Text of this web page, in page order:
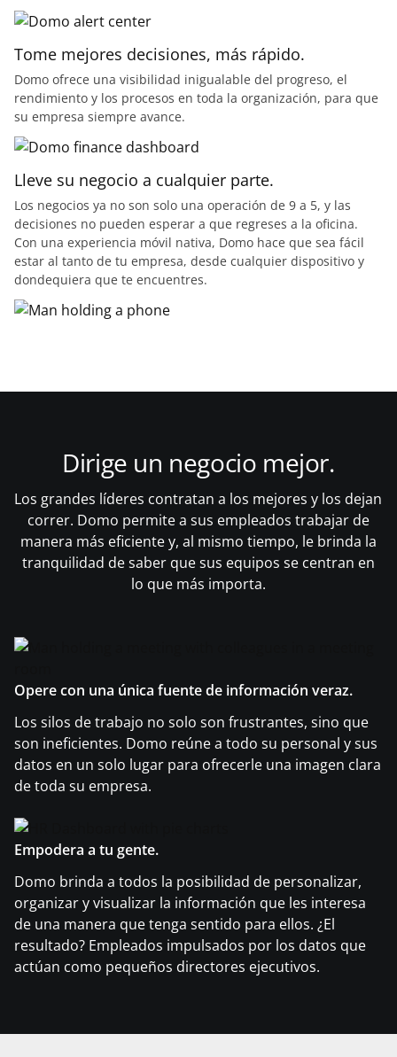
Tome mejores decisiones, más rápido.
Domo ofrece una visibilidad inigualable del progreso, el
rendimiento y los procesos en toda la organización, para que
su empresa siempre avance.
Lleve su negocio a cualquier parte.
Los negocios ya no son solo una operación de 9 a 5, y las
decisiones no pueden esperar a que regreses a la oficina.
Con una experiencia móvil nativa, Domo hace que sea fácil
estar al tanto de tu empresa, desde cualquier dispositivo y
dondequiera que te encuentres.
Dirige un negocio mejor.
Los grandes líderes contratan a los mejores y los dejan
correr. Domo permite a sus empleados trabajar de
manera más eficiente y, al mismo tiempo, le brinda la
tranquilidad de saber que sus equipos se centran en
lo que más importa.
Opere con una única fuente de información veraz.
Los silos de trabajo no solo son frustrantes, sino que
son ineficientes. Domo reúne a todo su personal y sus
datos en un solo lugar para ofrecerle una imagen clara
de toda su empresa.
Empodera a tu gente.
Domo brinda a todos la posibilidad de personalizar,
organizar y visualizar la información que les interesa
de una manera que tenga sentido para ellos. ¿El
resultado? Empleados impulsados por los datos que
actúan como pequeños directores ejecutivos.